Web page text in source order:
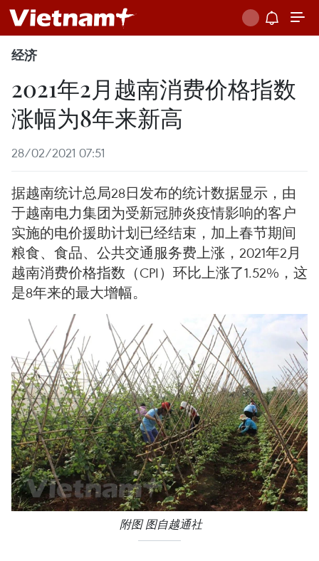
经济
2021年2月越南消费价格指数
涨幅为8年来新高
28/02/2021 07:51
据越南统计总局28日发布的统计数据显示，由
于越南电力集团为受新冠肺炎疫情影响的客户
实施的电价援助计划已经结束，加上春节期间
粮食、食品、公共交通服务费上涨，2021年2月
越南消费价格指数（CPI）环比上涨了1.52%，这
是8年来的最大增幅。
附图 图自越通社